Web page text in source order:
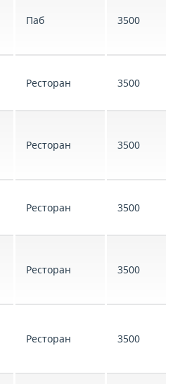
Паб 3500
Ресторан 3500
Ресторан 3500
Ресторан 3500
Ресторан 3500
Ресторан 3500